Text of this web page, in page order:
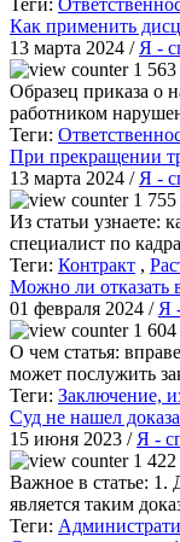
Теги:
Как применить
13 марта 2024 /Я -
1 563
Образец приказа о
работником
Теги:
При прекращении
13 марта 2024 /Я -
1 755
Из статьи узнаете:
специалист по
Теги: Контракт ,
Можно ли отказать
01 февраля 2024 /Я
1 604
О чем статья:
может послужить
Теги: Заключение,
Суд не нашел
15 июня 2023 /Я -
1 422
Важное в статье: 1.
является таким
Теги: